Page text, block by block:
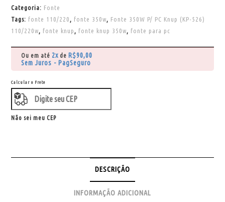
Categoria: Fonte
Tags: fonte 110/220 , fonte 350w, Fonte 350W P/ PC Knup (KP-526)
110/220w, fonte knup , fonte knup 350w, fonte para pc
Ou em até 2x de R$90,00
Sem Juros - PagSeguro
Calcular o Frete
Não sei meu CEP
DESCRIÇÃO
INFORMAÇÃO ADICIONAL